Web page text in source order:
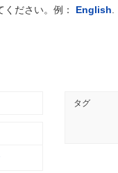
、3110億ドルの欧州
hours ago)
ださい。例： English
タグ